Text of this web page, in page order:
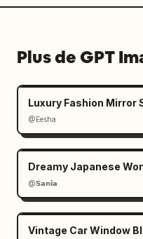
Plus de GPT
Luxury Fashion Mirror
@Eesha
Dreamy Japanese
@𝗦𝗮𝗻𝗶𝗮
Vintage Car Window